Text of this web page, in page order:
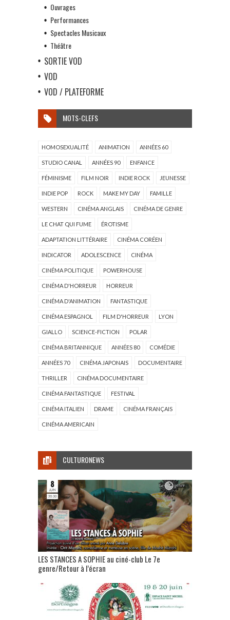
Ouvrages
Performances
Spectacles Musicaux
Théâtre
SORTIE VOD
VOD
VOD / PLATEFORME
MOTS-CLEFS
HOMOSEXUALITÉ ANIMATION ANNÉES 60
STUDIO CANAL ANNÉES 90 ENFANCE
FÉMINISME FILM NOIR INDIE ROCK JEUNESSE
INDIE POP ROCK MAKE MY DAY FAMILLE
WESTERN CINÉMA ANGLAIS CINÉMA DE GENRE
LE CHAT QUI FUME ÉROTISME
ADAPTATION LITTÉRAIRE CINÉMA CORÉEN
INDICATOR ADOLESCENCE CINÉMA
CINÉMA POLITIQUE POWERHOUSE
CINÉMA D'HORREUR HORREUR
CINÉMA D'ANIMATION FANTASTIQUE
CINÉMA ESPAGNOL FILM D'HORREUR LYON
GIALLO SCIENCE-FICTION POLAR
CINÉMA BRITANNIQUE ANNÉES 80 COMÉDIE
ANNÉES 70 CINÉMA JAPONAIS DOCUMENTAIRE
THRILLER CINÉMA DOCUMENTAIRE
CINÉMA FANTASTIQUE FESTIVAL
CINÉMA ITALIEN DRAME CINÉMA FRANÇAIS
CINÉMA AMERICAIN
CULTURONEWS
LES STANCES A SOPHIE au ciné-club Le 7e
genre/Retour à l’écran